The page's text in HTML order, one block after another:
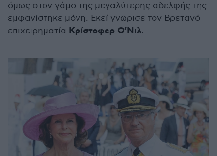
όμως στον γάμο της μεγαλύτερης αδελφής της
εμφανίστηκε μόνη. Εκεί γνώρισε τον Βρετανό
επιχειρηματία Κρίστοφερ Ο’Νιλ.